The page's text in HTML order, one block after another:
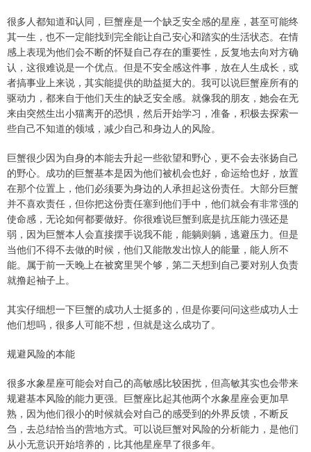
很多人都知道和认同，巨蟹座是一个缺乏安全感的星座，甚至可能终
其一生，也不一定能找到完全能让自己安心和踏实的生活状态。在情
感上表现为他们会不断的怀疑自己存在的重要性，反复地去向对方确
认，这很难说是一个优点。但是不安全感这件事，放在人生成长，或
者搞事业上来说，其实能提供的助益挺大的。我可以说巨蟹座所有的
驱动力，都来自于他们天生的缺乏安全感。就像我的朋友，她会在无
来由突然生出小猫离开的恐惧，然后开始学习，准备，积极去探索一
些自己不知道的领域，减少自己和身边人的风险。
巨蟹很少因为自身的本能去升起一些欲望和野心，更不会去张扬自己
的野心。成功的巨蟹基本是因为他们被机会也好，命运给也好，放置
在那个位置上，他们必须要为身边的人承担起这份责任。大部分巨蟹
并不喜欢责任，但你把这份责任塞到他们手中，他们就会有非常强的
使命感，无论如何都要做好。你很难说巨蟹到底是抗压能力强还是
弱，因为巨蟹本人会直接摆手说我不能，能躺则躺，逃避压力。但是
当他们不得不去做的时候，他们又能散发出惊人的能量，能人所不
能。属于前一天晚上在被窝里哭个够，第二天想到自己要对别人负责
就撸起袖子上。
其实仔细想一下巨蟹的成功人士挺多的，但是你要问问这些成功人士
他们想吗，很多人可能不想，但就是这么成功了。
规避风险的本能
很多水象星座可能会对自己的高敏感比较困扰，但高敏其实也会带来
规避基本风险的能力更强。巨蟹座比起其他两个水象星座会更加早
熟，因为他们很小的时候就会对自己的感受到的外界反馈，不断反
刍，去总结恰当的营地方式。可以说巨蟹对风险的分析能力，是他们
从小无意识开始培养的，比其他星座早了很多年。